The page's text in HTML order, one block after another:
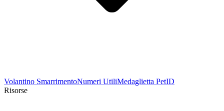
Volantino SmarrimentoNumeri UtiliMedaglietta PetID
Risorse